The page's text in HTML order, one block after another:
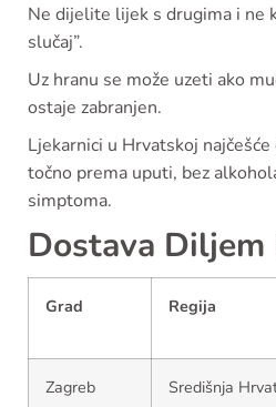
Ne dijelite lijek s drugima i ne
slučaj”.
Uz hranu se može uzeti ako
ostaje zabranjen.
Ljekarnici u Hrvatskoj
točno prema uputi, bez
simptoma.
Dostava
Grad Regija
Zagreb Središnja